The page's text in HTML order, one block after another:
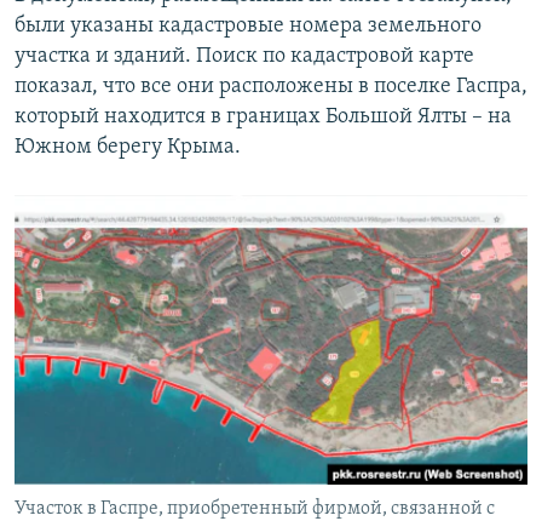
были указаны кадастровые номера земельного
участка и зданий. Поиск по кадастровой карте
показал, что все они расположены в поселке Гаспра,
который находится в границах Большой Ялты – на
Южном берегу Крыма.
Участок в Гаспре, приобретенный фирмой, связанной с